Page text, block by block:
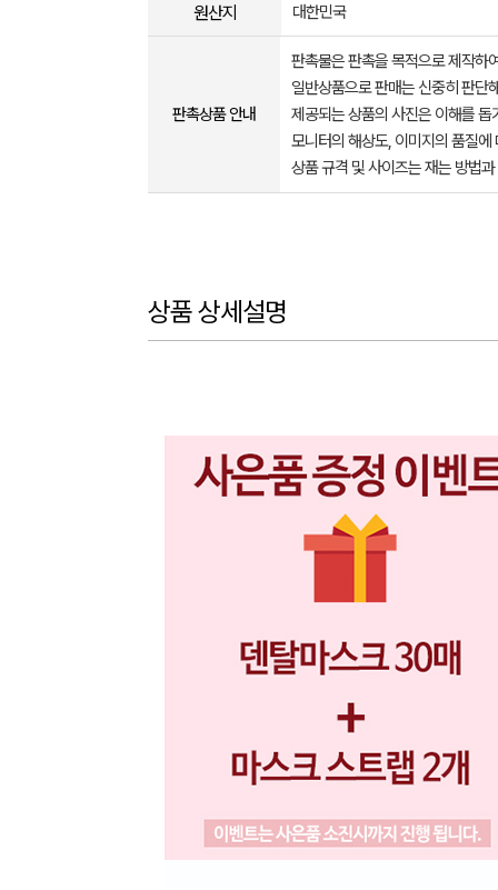
원산지 대한민국
판촉상품 안내
판촉물은 판촉을 목적으로 제작하
일반상품으로 판매는 신중히 판단
제공되는 상품의 사진은 이해를
모니터의 해상도, 이미지의 품질
상품 규격 및 사이즈는 재는 방법
상품 상세설명